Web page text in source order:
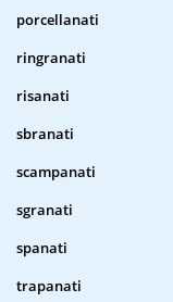
porcellanati
ringranati
risanati
sbranati
scampanati
sgranati
spanati
trapanati